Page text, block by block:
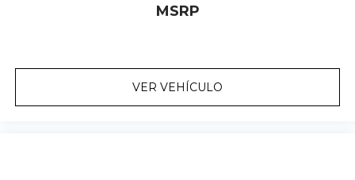
MSRP
VER VEHÍCULO